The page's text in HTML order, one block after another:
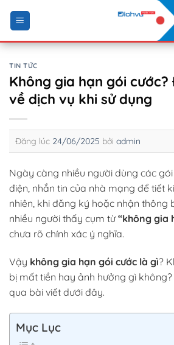
content
TIN TỨC
Không gia hạn gói
về dịch vụ khi sử dụng
Đăng lúc 24/06/2025 bởi admin
Ngày càng nhiều người dùng các
điện, nhắn tin của nhà mạng để tiết
nhiên, khi đăng ký hoặc nhận thông
nhiều người thấy cụm từ“không gia
chưa rõ chính xác ý nghĩa.
Vậy không gia hạn gói cước là gì?
bị mất tiền hay ảnh hưởng gì
qua bài viết dưới đây.
Mục Lục